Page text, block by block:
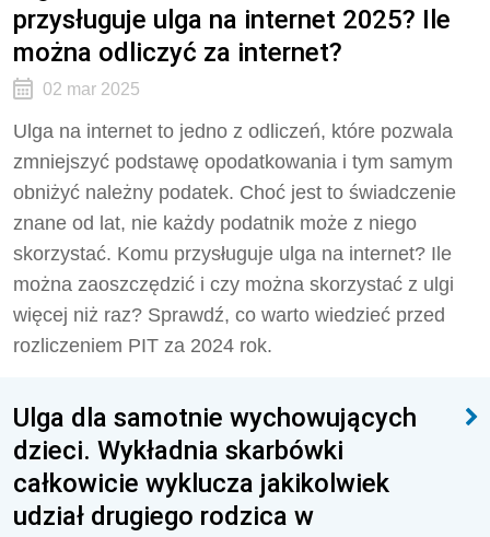
przysługuje ulga na internet 2025? Ile
można odliczyć za internet?
02 mar 2025
Ulga na internet to jedno z odliczeń, które pozwala
zmniejszyć podstawę opodatkowania i tym samym
obniżyć należny podatek. Choć jest to świadczenie
znane od lat, nie każdy podatnik może z niego
skorzystać. Komu przysługuje ulga na internet? Ile
można zaoszczędzić i czy można skorzystać z ulgi
więcej niż raz? Sprawdź, co warto wiedzieć przed
rozliczeniem PIT za 2024 rok.
Ulga dla samotnie wychowujących
dzieci. Wykładnia skarbówki
całkowicie wyklucza jakikolwiek
udział drugiego rodzica w